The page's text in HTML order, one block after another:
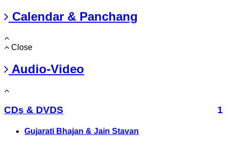
Calendar & Panchang
Close
Audio-Video
CDs & DVDS 1
Gujarati Bhajan & Jain Stavan